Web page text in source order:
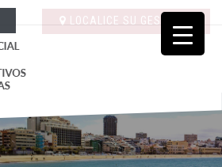
LOCALICE SU GESTORÍA